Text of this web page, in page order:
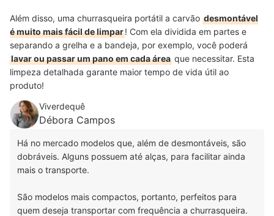
Além disso, uma churrasqueira portátil a carvão desmontável
é muito mais fácil de limpar! Com ela dividida em partes e
separando a grelha e a bandeja, por exemplo, você poderá
lavar ou passar um pano em cada área que necessitar. Esta
limpeza detalhada garante maior tempo de vida útil ao
produto!
Viverdequê
Débora Campos
Há no mercado modelos que, além de desmontáveis, são
dobráveis. Alguns possuem até alças, para facilitar ainda
mais o transporte.
São modelos mais compactos, portanto, perfeitos para
quem deseja transportar com frequência a churrasqueira.